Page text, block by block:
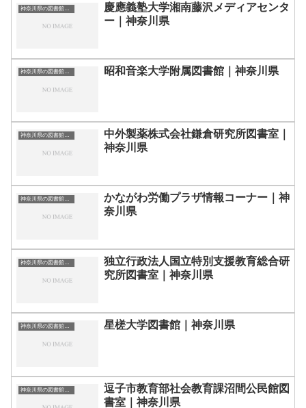
神奈川県の図書館｜勉強できる場所
慶應義塾大学湘南藤沢メディアセンタ
ー｜神奈川県
神奈川県の図書館｜勉強できる場所 昭和音楽大学附属図書館｜神奈川県
神奈川県の図書館｜勉強できる場所
中外製薬株式会社鎌倉研究所図書室｜
神奈川県
神奈川県の図書館｜勉強できる場所
かながわ労働プラザ情報コーナー｜神
奈川県
神奈川県の図書館｜勉強できる場所
独立行政法人国立特別支援教育総合研
究所図書室｜神奈川県
神奈川県の図書館｜勉強できる場所 星槎大学図書館｜神奈川県
神奈川県の図書館｜勉強できる場所
逗子市教育部社会教育課沼間公民館図
書室｜神奈川県